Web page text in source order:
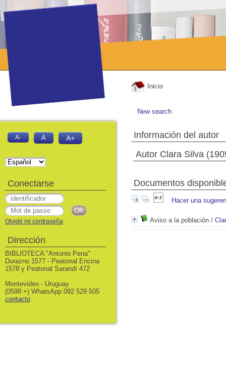
Inicio
New search
Información del autor
Autor Clara Silva
Documentos
Hacer una
Aviso a la población /
A- A A+
Conectarse
Olvidé mi contraseña
Dirección
BIBLIOTECA "Antonio Pena"
Durazno 1577 - Peatonal Encina
1578 y Peatonal Sarandí 472
Montevideo - Uruguay
(0598 +) WhatsApp 092 529 505
contacto